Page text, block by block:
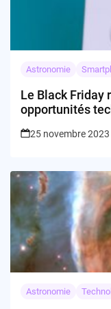
Astronomie
Le Black
opportunités
25 novembre 2023
Astronomie